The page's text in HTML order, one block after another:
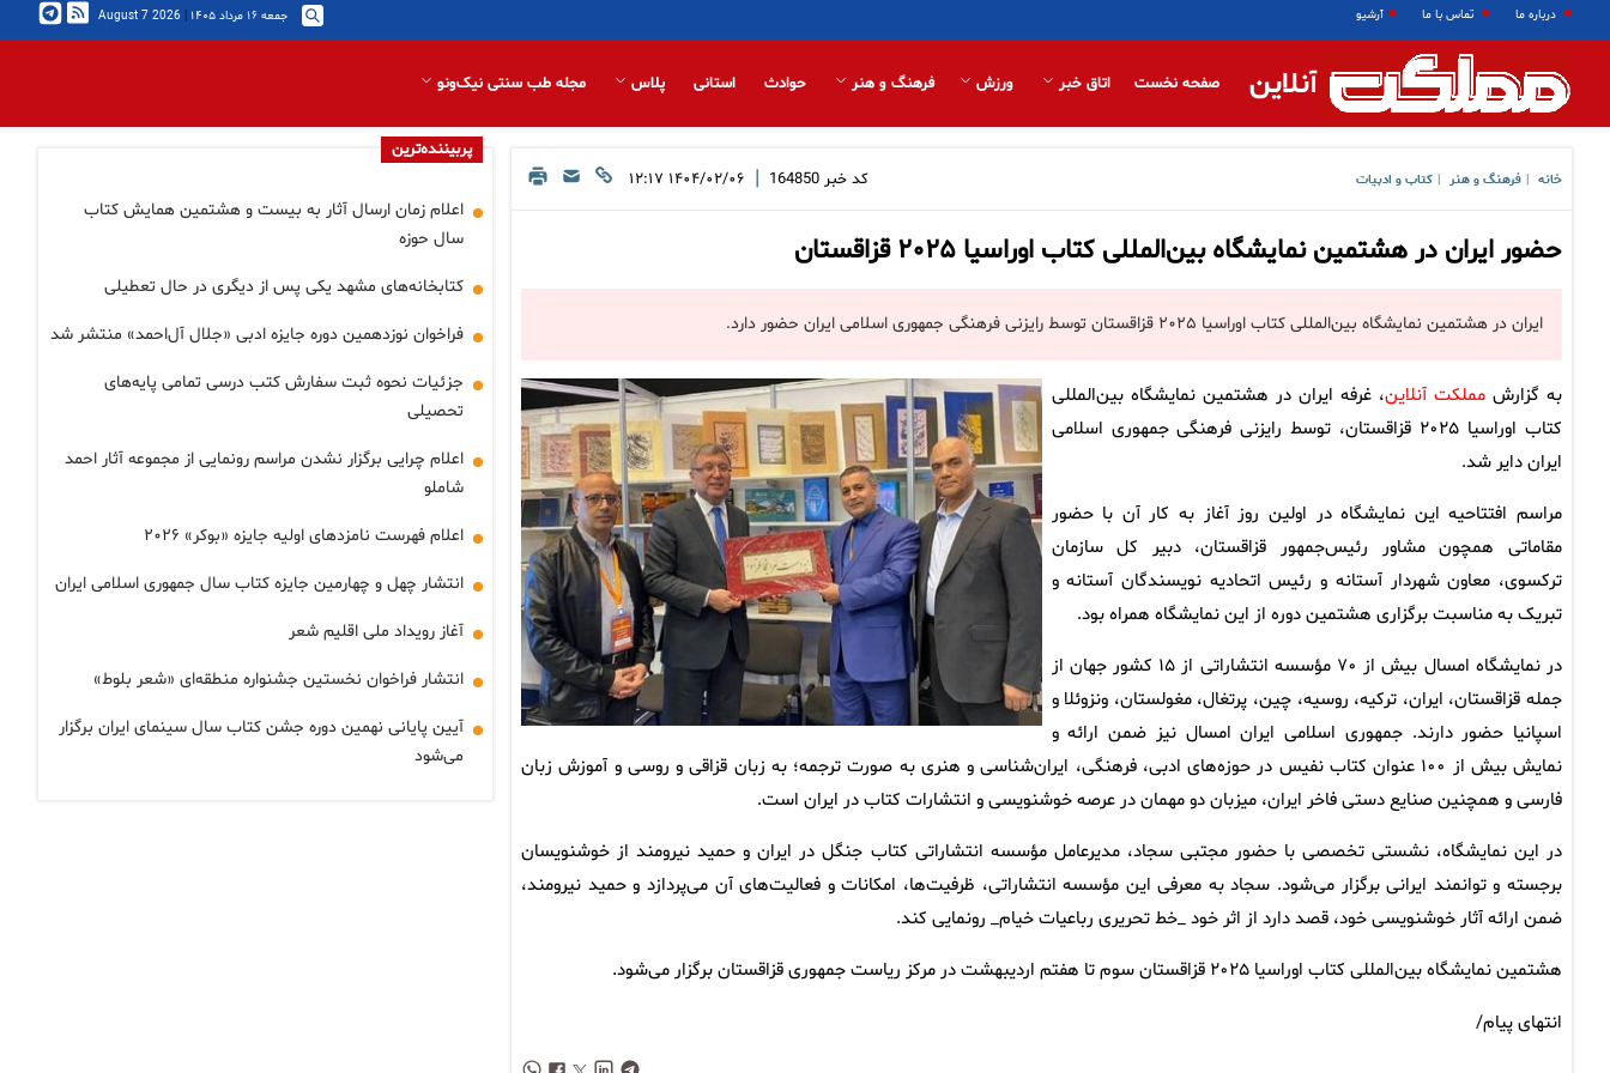
درباره ما تماس با ما آرشیو جمعه ۱۶ مرداد ۱۴۰۵ |
2026 August 7
آنلاین صفحه نخست اتاق خبر ورزش فرهنگ و هنر حوادث استانی پلاس مجله طب سنتی نیک‌ونو
خانه فرهنگ و هنر کتاب و ادبیات کد خبر 164850
| ۱۴۰۴/۰۲/۰۶ ۱۲:۱۷
حضور ایران در هشتمین نمایشگاه بین‌المللی کتاب اوراسیا ۲۰۲۵ قزاقستان
ایران در هشتمین نمایشگاه بین‌المللی کتاب اوراسیا ۲۰۲۵ قزاقستان توسط رایزنی فرهنگی جمهوری اسلامی ایران حضور دارد.
به گزارشمملکت آنلاین، غرفه ایران در هشتمین نمایشگاه بین‌المللی
کتاب اوراسیا ۲۰۲۵ قزاقستان، توسط رایزنی فرهنگی جمهوری اسلامی
ایران دایر شد.
مراسم افتتاحیه این نمایشگاه در اولین روز آغاز به کار آن با حضور
مقاماتی همچون مشاور رئیس‌جمهور قزاقستان، دبیر کل سازمان
ترکسوی، معاون شهردار آستانه و رئیس اتحادیه نویسندگان آستانه و
تبریک به مناسبت برگزاری هشتمین دوره از این نمایشگاه همراه بود.
در نمایشگاه امسال بیش از ۷۰ مؤسسه انتشاراتی از ۱۵ کشور جهان از
جمله قزاقستان، ایران، ترکیه، روسیه، چین، پرتغال، مغولستان، ونزوئلا و
اسپانیا حضور دارند. جمهوری اسلامی ایران امسال نیز ضمن ارائه و
نمایش بیش از ۱۰۰ عنوان کتاب نفیس در حوزه‌های ادبی، فرهنگی، ایران‌شناسی و هنری به صورت ترجمه؛ به زبان قزاقی و روسی و آموزش زبان
فارسی و همچنین صنایع دستی فاخر ایران، میزبان دو مهمان در عرصه خوشنویسی و انتشارات کتاب در ایران است.
در این نمایشگاه، نشستی تخصصی با حضور مجتبی سجاد، مدیرعامل مؤسسه انتشاراتی کتاب جنگل در ایران و حمید نیرومند از خوشنویسان
برجسته و توانمند ایرانی برگزار می‌شود. سجاد به معرفی این مؤسسه انتشاراتی، ظرفیت‌ها، امکانات و فعالیت‌های آن می‌پردازد و حمید نیرومند،
ضمن ارائه آثار خوشنویسی خود، قصد دارد از اثر خود _خط تحریری رباعیات خیام_ رونمایی کند.
هشتمین نمایشگاه بین‌المللی کتاب اوراسیا ۲۰۲۵ قزاقستان سوم تا هفتم اردیبهشت در مرکز ریاست جمهوری قزاقستان برگزار می‌شود.
انتهای پیام/
پربیننده‌ترین
اعلام زمان ارسال آثار به بیست و هشتمین همایش کتاب
سال حوزه
کتابخانه‌های مشهد یکی پس از دیگری در حال تعطیلی
فراخوان نوزدهمین دوره‌ جایزه‌ ادبی «جلال آل‌احمد» منتشر شد
جزئیات نحوه ثبت سفارش کتب درسی تمامی پایه‌های
تحصیلی
اعلام چرایی برگزار نشدن مراسم رونمایی از مجموعه آثار احمد
شاملو
اعلام فهرست نامزدهای اولیه جایزه «بوکر» ۲۰۲۶
انتشار چهل و چهارمین جایزه کتاب سال جمهوری اسلامی ایران
آغاز رویداد ملی اقلیم شعر
انتشار فراخوان نخستین جشنواره منطقه‌ای «شعر بلوط»
آیین پایانی نهمین دوره جشن کتاب سال سینمای ایران برگزار
می‌شود